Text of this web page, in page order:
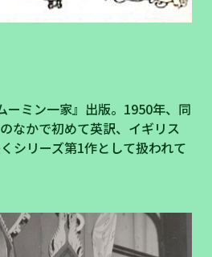
ーミン一家』出版。1950年、同
なかで初めて英訳、イギリス
シリーズ第1作として扱われて